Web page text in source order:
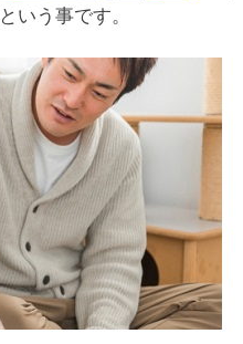
という事です。